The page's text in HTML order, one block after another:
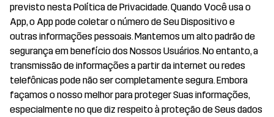
previsto nesta Política de Privacidade. Quando Você usa o
App, o App pode coletar o número de Seu Dispositivo e
outras informações pessoais. Mantemos um alto padrão de
segurança em benefício dos Nossos Usuários. No entanto, a
transmissão de informações a partir da internet ou redes
telefônicas pode não ser completamente segura. Embora
façamos o nosso melhor para proteger Suas informações,
especialmente no que diz respeito à proteção de Seus dados